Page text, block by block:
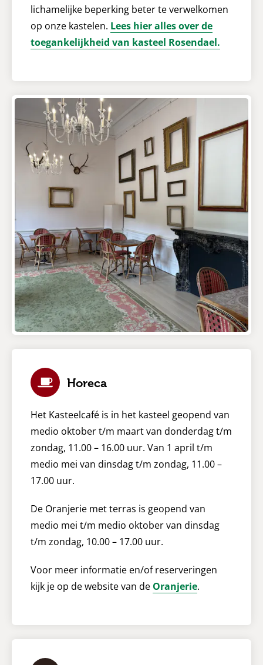
lichamelijke beperking beter te verwelkomen
op onze kastelen. Lees hier alles over de
toegankelijkheid van kasteel Rosendael.
Horeca
Het Kasteelcafé is in het kasteel geopend van
medio oktober t/m maart van donderdag t/m
zondag, 11.00 – 16.00 uur. Van 1 april t/m
medio mei van dinsdag t/m zondag, 11.00 –
17.00 uur.
De Oranjerie met terras is geopend van
medio mei t/m medio oktober van dinsdag
t/m zondag, 10.00 – 17.00 uur.
Voor meer informatie en/of reserveringen
kijk je op de website van de Oranjerie.